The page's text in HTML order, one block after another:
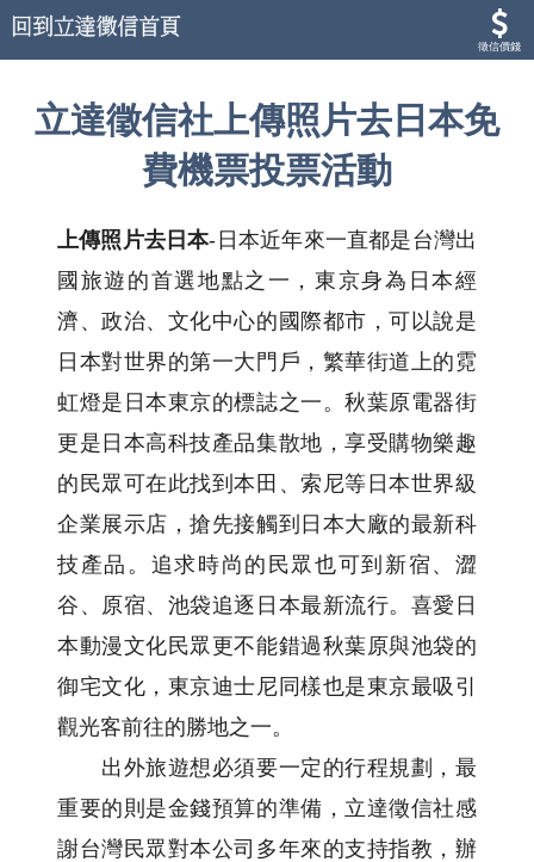
徵信價錢
立達徵信社上傳照片去日本免
費機票投票活動
上傳照片去日本-日本近年來一直都是台灣出
國旅遊的首選地點之一，東京身為日本經
濟、政治、文化中心的國際都市，可以說是
日本對世界的第一大門戶，繁華街道上的霓
虹燈是日本東京的標誌之一。秋葉原電器街
更是日本高科技產品集散地，享受購物樂趣
的民眾可在此找到本田、索尼等日本世界級
企業展示店，搶先接觸到日本大廠的最新科
技產品。追求時尚的民眾也可到新宿、澀
谷、原宿、池袋追逐日本最新流行。喜愛日
本動漫文化民眾更不能錯過秋葉原與池袋的
御宅文化，東京迪士尼同樣也是東京最吸引
觀光客前往的勝地之一。
出外旅遊想必須要一定的行程規劃，最
重要的則是金錢預算的準備，立達徵信社感
謝台灣民眾對本公司多年來的支持指教，辦